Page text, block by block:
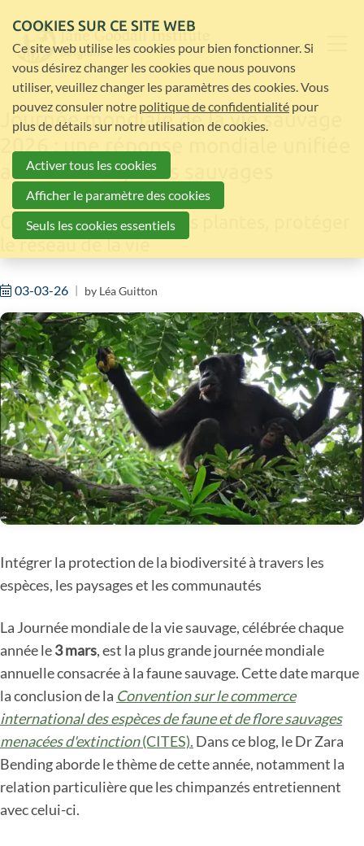
Journée mondiale de la vie sauvage
2026 : une réponse mondiale unifiée
au trafic d'espèces sauvages
Célébrer le pouvoir des plantes, protéger
le réseau de la vie
03-03-26 by Léa Guitton
Intégrer la protection de la biodiversité à travers les
espèces, les paysages et les communautés
La Journée mondiale de la vie sauvage, célébrée chaque
année le3 mars, est la plus grande journée mondiale
annuelle consacrée à la faune sauvage. Cette date marque
la conclusion de la Convention sur le commerce
international des espèces de faune et de flore sauvages
menacées d'extinction(CITES). Dans ce blog, le Dr Zara
Bending aborde le thème de cette année, notamment la
relation particulière que les chimpanzés entretiennent
avec celui-ci.
COOKIES SUR CE SITE WEB
Ce site web utilise les cookies pour bien fonctionner. Si
vous désirez changer les cookies que nous pouvons
utiliser, veuillez changer les paramètres des cookies. Vous
pouvez consuler notre politique de confidentialité pour
plus de détails sur notre utilisation de cookies.
Activer tous les cookies
Afficher le paramètre des cookies
Seuls les cookies essentiels